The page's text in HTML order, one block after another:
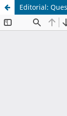
Editorial: